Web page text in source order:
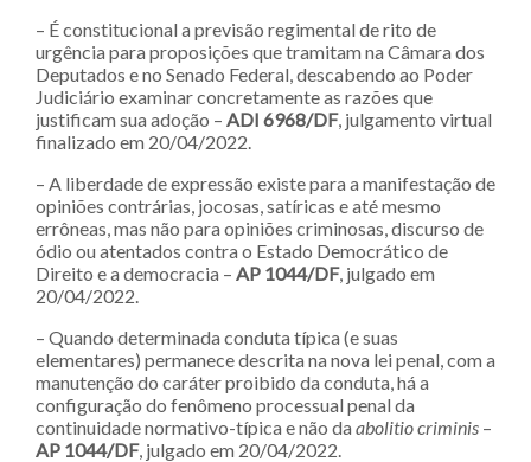
– É constitucional a previsão regimental de rito de
urgência para proposições que tramitam na Câmara dos
Deputados e no Senado Federal, descabendo ao Poder
Judiciário examinar concretamente as razões que
justificam sua adoção – ADI 6968/DF, julgamento virtual
finalizado em 20/04/2022.
– A liberdade de expressão existe para a manifestação de
opiniões contrárias, jocosas, satíricas e até mesmo
errôneas, mas não para opiniões criminosas, discurso de
ódio ou atentados contra o Estado Democrático de
Direito e a democracia – AP 1044/DF, julgado em
20/04/2022.
– Quando determinada conduta típica (e suas
elementares) permanece descrita na nova lei penal, com a
manutenção do caráter proibido da conduta, há a
configuração do fenômeno processual penal da
continuidade normativo-típica e não da abolitio criminis –
AP 1044/DF, julgado em 20/04/2022.